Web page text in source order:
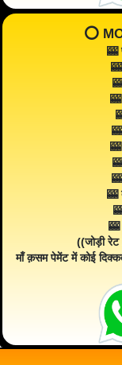
⭕️
🎰
🎰
🎰
((जोड़ी
माँ क़सम पेमेंट में कोई